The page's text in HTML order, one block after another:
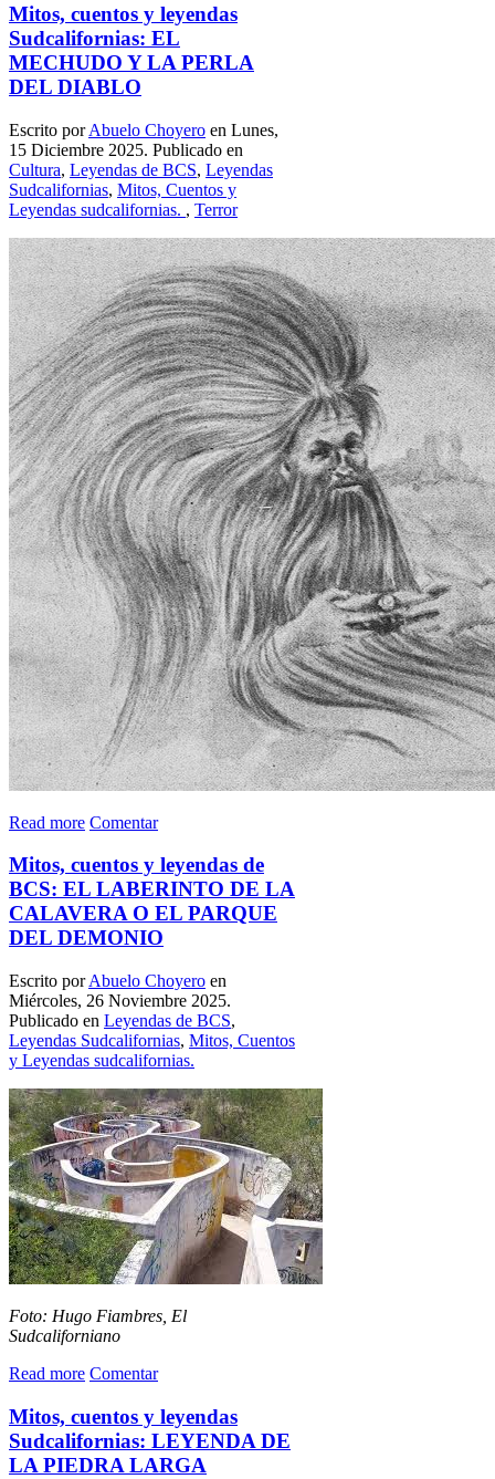
Mitos, cuentos y leyendas
Sudcalifornias: EL
MECHUDO Y LA PERLA
DEL DIABLO
Escrito porAbuelo Choyero en Lunes,
15 Diciembre 2025. Publicado en
Cultura, Leyendas de BCS, Leyendas
Sudcalifornias, Mitos, Cuentos y
Leyendas sudcalifornias. , Terror
Read more Comentar
Mitos, cuentos y leyendas de
BCS: EL LABERINTO DE LA
CALAVERA O EL PARQUE
DEL DEMONIO
Escrito porAbuelo Choyero en
Miércoles, 26 Noviembre 2025.
Publicado en Leyendas de BCS,
Leyendas Sudcalifornias, Mitos, Cuentos
y Leyendas sudcalifornias.
Foto: Hugo Fiambres, El
Sudcaliforniano
Read more Comentar
Mitos, cuentos y leyendas
Sudcalifornias: LEYENDA DE
LA PIEDRA LARGA